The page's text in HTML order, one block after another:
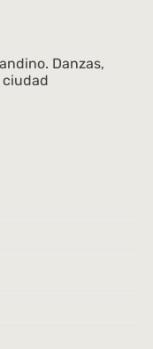
Danzas,
ciudad